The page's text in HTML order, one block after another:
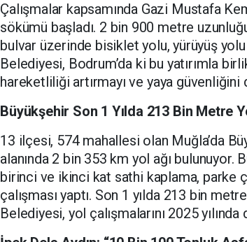
Çalışmalar kapsamında Gazi Mustafa
sökümü başladı. 2 bin 900 metre
bulvar üzerinde bisiklet yolu, yürüyüş
Belediyesi, Bodrum’da ki bu yatırımla
hareketliliği artırmayı ve yaya
Büyükşehir Son 1 Yılda 213 Bin Metre
13 ilçesi, 574 mahallesi olan Muğla’da
alanında 2 bin 353 km yol ağı bulunuyor.
birinci ve ikinci kat sathi kaplama, parke
çalışması yaptı. Son 1 yılda 213 bin
Belediyesi, yol çalışmalarını 2025